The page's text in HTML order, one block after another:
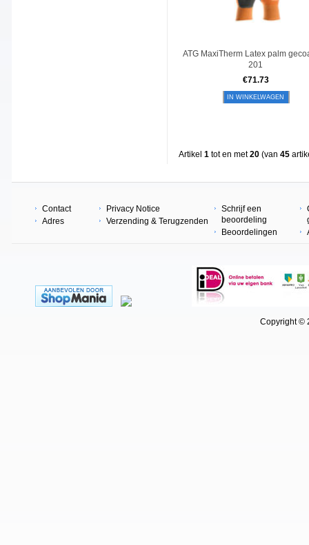
ATG MaxiTherm Latex palm
201
€71.73
IN WINKELWAGEN
Artikel 1 tot en met20 (van 45
Contact
Adres
Privacy Notice
Verzending & Terugzenden
Schrijf een
beoordeling
Beoordelingen
Copyright ©